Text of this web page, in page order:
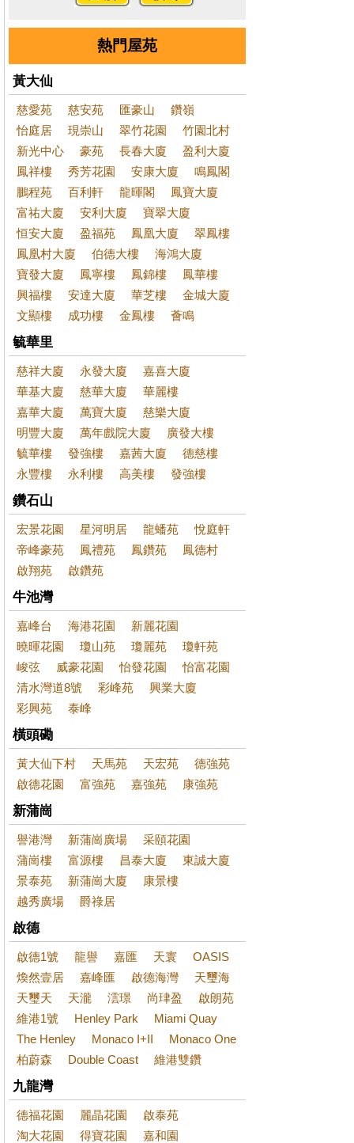
熱門屋苑
黃大仙
慈愛苑 慈安苑 匯豪山
鑽嶺
怡庭居
現崇山 翠竹花園
竹園北村
新光中心
豪苑 長春大廈
盈利大廈
鳳祥樓
秀芳花園 安康大廈
鳴鳳閣
鵬程苑
百利軒 龍暉閣
鳳寶大廈
富祐大廈
安利大廈
寶翠大廈
恒安大廈
盈福苑 鳳凰大廈
翠鳳樓
鳳凰村大廈
伯德大樓
海鴻大廈
寶發大廈
鳳寧樓 鳳錦樓
鳳華樓
興福樓
安達大廈 華芝樓
金城大廈
文顯樓
成功樓 金鳳樓 薈鳴
毓華里
慈祥大廈 永發大廈
嘉喜大廈
華基大廈
慈華大廈
華麗樓
嘉華大廈
萬寶大廈
慈樂大廈
明豐大廈
萬年戲院大廈
廣發大樓
毓華樓
發強樓 嘉茜大廈
德慈樓
永豐樓
永利樓 高美樓 發強樓
鑽石山
宏景花園 星河明居 龍蟠苑
悅庭軒
帝峰豪苑
鳳禮苑 鳳鑽苑
鳳德村
啟翔苑
啟鑽苑
牛池灣
嘉峰台 海港花園
新麗花園
曉暉花園
瓊山苑 瓊麗苑
瓊軒苑
峻弦
威豪花園 怡發花園
怡富花園
清水灣道8號
彩峰苑
興業大廈
彩興苑
泰峰
橫頭磡
黃大仙下村 天馬苑 天宏苑
德強苑
啟德花園
富強苑 嘉強苑 康強苑
新蒲崗
譽港灣 新蒲崗廣場
采頤花園
蒲崗樓
富源樓 昌泰大廈
東誠大廈
景泰苑
新蒲崗大廈
康景樓
越秀廣場
爵祿居
啟德
啟德1號 龍譽 嘉匯 天寰
OASIS
煥然壹居
嘉峰匯 啟德海灣
天璽海
天璽天
天瀧 澐璟 尚珒盈
啟朗苑
維港1號
Henley Park
Miami Quay
The Henley
Monaco I+II
Monaco One
柏蔚森
Double Coast 維港雙鑽
九龍灣
德福花園 麗晶花園
啟泰苑
淘大花園
得寶花園 嘉和園